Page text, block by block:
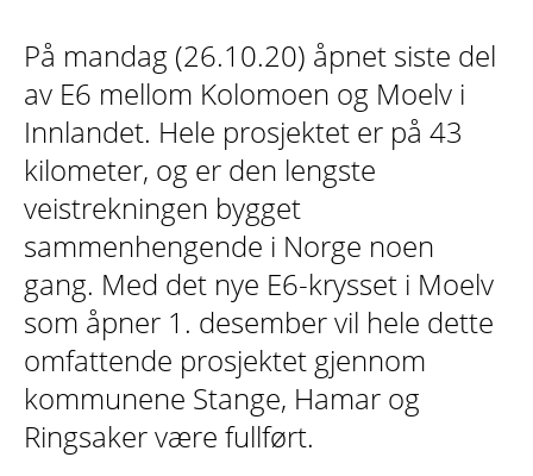
På mandag (26.10.20) åpnet siste del
av E6 mellom Kolomoen og Moelv i
Innlandet. Hele prosjektet er på 43
kilometer, og er den lengste
veistrekningen bygget
sammenhengende i Norge noen
gang. Med det nye E6-krysset i Moelv
som åpner 1. desember vil hele dette
omfattende prosjektet gjennom
kommunene Stange, Hamar og
Ringsaker være fullført.